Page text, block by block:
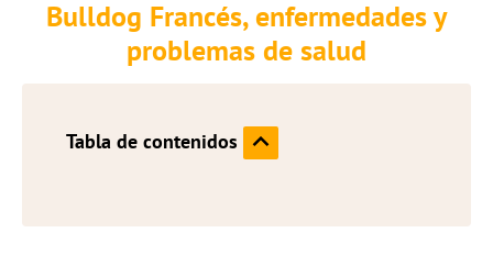
Bulldog Francés, enfermedades y
problemas de salud
Tabla de contenidos